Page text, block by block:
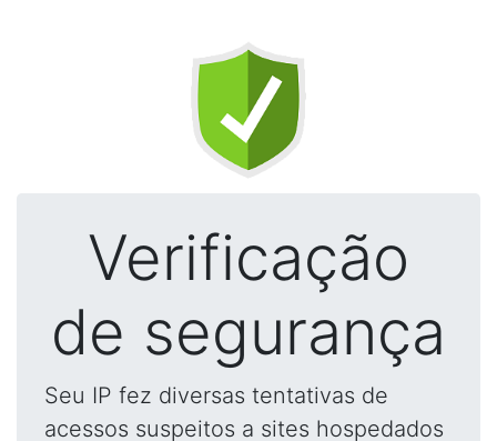
Verificação
de segurança
Seu IP fez diversas tentativas de
acessos suspeitos a sites hospedados